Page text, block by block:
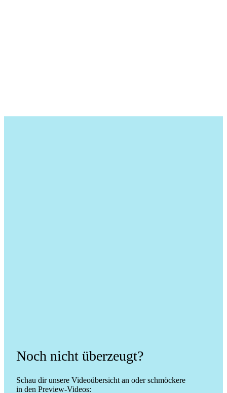
Noch nicht überzeugt?
Schau dir unsere Videoübersicht an oder schmöckere
in den Preview-Videos: